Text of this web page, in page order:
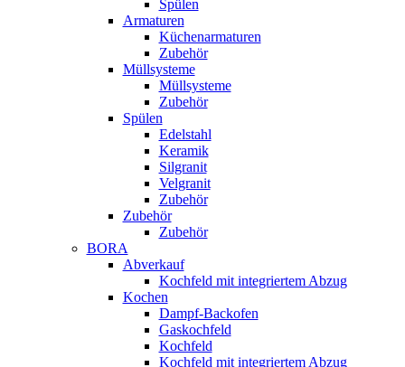
Spülen
Armaturen
Küchenarmaturen
Zubehör
Müllsysteme
Müllsysteme
Zubehör
Spülen
Edelstahl
Keramik
Silgranit
Velgranit
Zubehör
Zubehör
Zubehör
BORA
Abverkauf
Kochfeld mit integriertem Abzug
Kochen
Dampf-Backofen
Gaskochfeld
Kochfeld
Kochfeld mit integriertem Abzug